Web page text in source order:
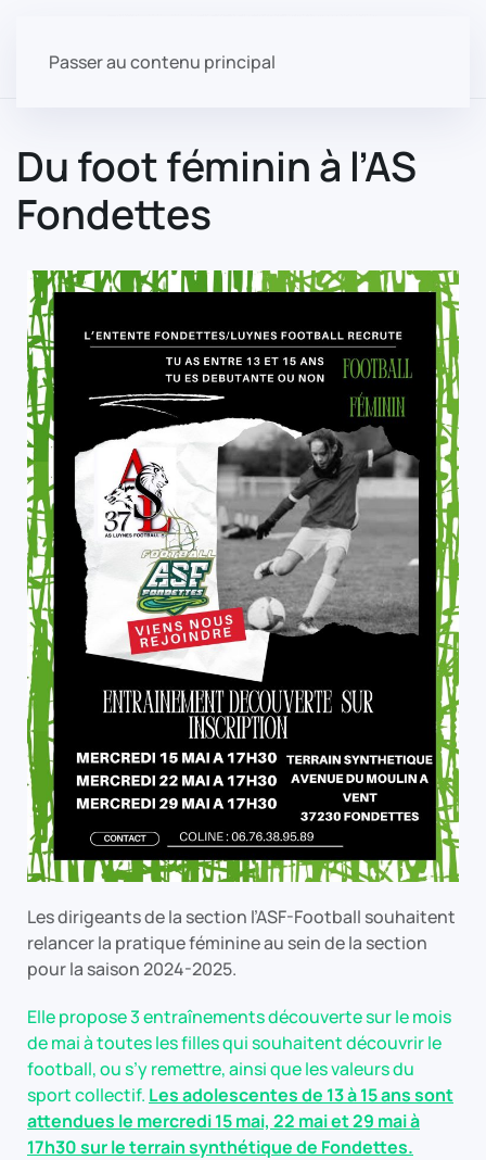
Passer au contenu principal
Du foot féminin à l’AS
Fondettes
Les dirigeants de la section l’ASF-Football souhaitent
relancer la pratique féminine au sein de la section
pour la saison 2024-2025.
Elle propose 3 entraînements découverte sur le mois
de mai à toutes les filles qui souhaitent découvrir le
football, ou s’y remettre, ainsi que les valeurs du
sport collectif. Les adolescentes de 13 à 15 ans sont
attendues le mercredi 15 mai, 22 mai et 29 mai à
17h30 sur le terrain synthétique de Fondettes.